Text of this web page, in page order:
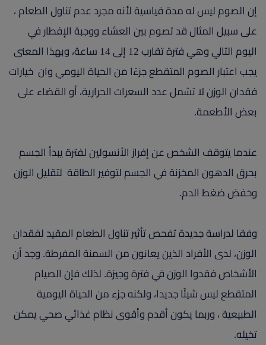
إن الصوم ليس له مدة قياسية لأنه مجرد عدم تناول الطعام ،
على سبيل المثال قد تصوم بين العشاء ووجبة الإفطار في
اليوم التالي وهي فترة تقارب 12 إلى 14 ساعة، وبهذا المعنى
يجب اعتبار الصوم المتقطع جزءًا من الحياة اليومي وان خيارات
فقدان الوزن لا تشمل عدد السعرات الحرارية، أو القضاء على
بعض الأطعمة.
عندما يتوقف الشخص عن إفراز الأنسولين لفترة يبدأ الجسم
بحرق الدهون المخزنة في الجسم لتوفير الطاقة لتقليل الوزن
وخفض ضغط الدم.
وفقا لدراسة جديدة تفحص تأثير تناول الطعام المقيد لفقدان
الوزن، لدى الأفراد الذين يعانون من السمنة المفرطة. وجد أن
الأشخاص فقدوا الوزن في فترة وجيزة. لذلك فإن الصيام
المتقطع ليس شيئًا جديدا، ولكنه جزء من الحياة اليومية
الطبيعية ، وربما يكون أقدم وأقوى نظام غذائي صحي يمكن
تخيله.